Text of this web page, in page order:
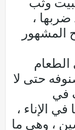
ضربها ،
المشهور
الطعام
حتى لا
في
الإناء ،
، وهي ما